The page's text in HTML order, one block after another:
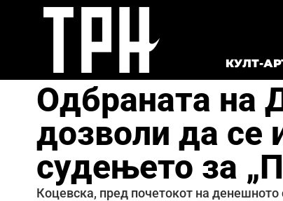
КУЛТ-
Одбраната на
дозволи да се
судењето за
Коцевска, пред почетокот на